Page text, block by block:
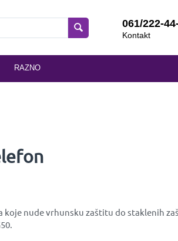
061/222-
Kontakt
RAZNO
nude vrhunsku zaštitu do staklenih